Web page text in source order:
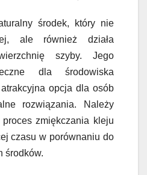
środek, który nie
ale również działa
szyby. Jego
dla środowiska
opcja dla osób
rozwiązania. Należy
zmiękczania kleju
czasu w porównaniu do
środków.